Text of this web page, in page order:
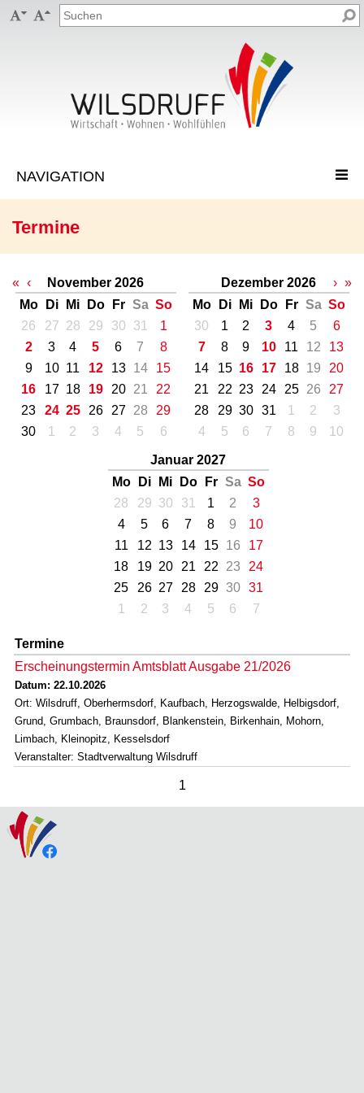
 
Termine
« ‹
November 2026
Mo
Di Mi Do Fr Sa So
26
27 28 29 30 31
1
2
3 4 5 6 7
8
9
10 11 12 13 14
15
16
17 18 19 20 21
22
23
24 25 26 27 28
29
30
1 2 3 4 5 6
Dezember 2026
Mo
Di Mi Do Fr Sa So
30
1 2 3 4 5
6
7
8 9 10 11 12
13
14
15 16 17 18 19
20
21
22 23 24 25 26
27
28
29 30 31 1 2
3
4
5 6 7 8 9 10
Januar 2027
Mo
Di Mi Do Fr Sa So
28
29 30 31 1 2
3
4
5 6 7 8 9
10
11
12 13 14 15 16
17
18
19 20 21 22 23
24
25
26 27 28 29 30
31
1
2 3 4 5 6 7
› »
Termine
Erscheinungstermin Amtsblatt Ausgabe 21/2026
Datum: 22.10.2026
Ort: Wilsdruff, Oberhermsdorf, Kaufbach, Herzogswalde, Helbigsdorf,
Grund, Grumbach, Braunsdorf, Blankenstein, Birkenhain, Mohorn,
Limbach, Kleinopitz, Kesselsdorf
Veranstalter: Stadtverwaltung Wilsdruff
1